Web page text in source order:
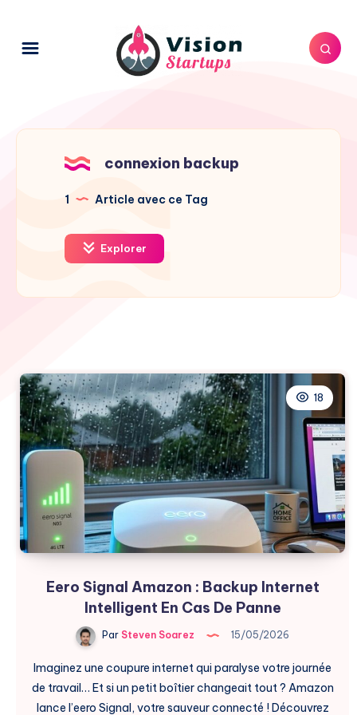
connexion backup
1 Article avec ce Tag
Explorer
18
Eero Signal Amazon : Backup Internet
Intelligent En Cas De Panne
Par Steven Soarez 15/05/2026
Imaginez une coupure internet qui paralyse votre journée
de travail… Et si un petit boîtier changeait tout ? Amazon
lance l’eero Signal, votre sauveur connecté ! Découvrez